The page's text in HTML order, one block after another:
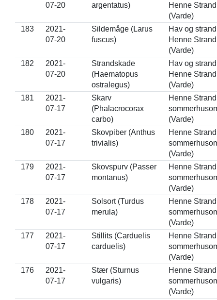
07-20
argentatus)
Henne Strand
(Varde)
183
2021-
07-20
Sildemåge (Larus
fuscus)
Hav og
Henne Strand
(Varde)
182
2021-
07-20
Strandskade
(Haematopus
ostralegus)
Hav og
Henne Strand
(Varde)
181
2021-
07-17
Skarv
(Phalacrocorax
carbo)
Henne Strand
(Varde)
180
2021-
07-17
Skovpiber (Anthus
trivialis)
Henne Strand
(Varde)
179
2021-
07-17
Skovspurv (Passer
montanus)
Henne Strand
(Varde)
178
2021-
07-17
Solsort (Turdus
merula)
Henne Strand
(Varde)
177
2021-
07-17
Stillits (Carduelis
carduelis)
Henne Strand
(Varde)
176
2021-
07-17
Stær (Sturnus
vulgaris)
Henne Strand
(Varde)